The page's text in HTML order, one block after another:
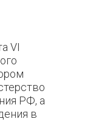
VI
РФ, а
в